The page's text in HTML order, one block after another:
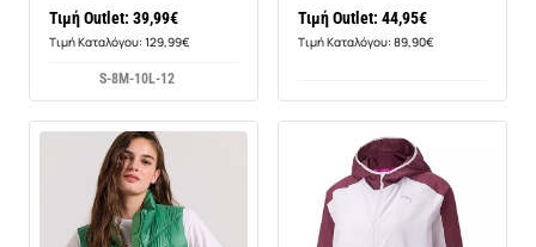
Τιμή Outlet: 39,99€
Τιμή Καταλόγου: 129,99€
S-8M-10L-12
Τιμή Outlet: 44,95€
Τιμή Καταλόγου: 89,90€